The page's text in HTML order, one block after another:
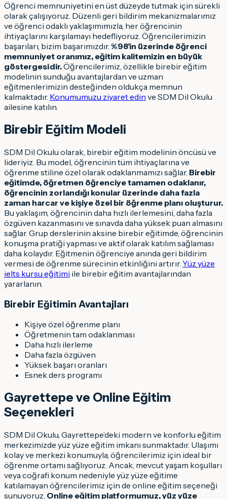
Öğrenci memnuniyetini en üst düzeyde tutmak için sürekli
olarak çalışıyoruz. Düzenli geri bildirim mekanizmalarımız
ve öğrenci odaklı yaklaşımımızla, her öğrencinin
ihtiyaçlarını karşılamayı hedefliyoruz. Öğrencilerimizin
başarıları, bizim başarımızdır. %98’in üzerinde öğrenci
memnuniyet oranımız, eğitim kalitemizin en büyük
göstergesidir.Öğrencilerimiz, özellikle birebir eğitim
modelinin sunduğu avantajlardan ve uzman
eğitmenlerimizin desteğinden oldukça memnun
kalmaktadır. Konumumuzu ziyaret edin ve SDM Dil Okulu
ailesine katılın.
Birebir Eğitim Modeli
SDM Dil Okulu olarak, birebir eğitim modelinin öncüsü ve
lideriyiz. Bu model, öğrencinin tüm ihtiyaçlarına ve
öğrenme stiline özel olarak odaklanmamızı sağlar. Birebir
eğitimde, öğretmen öğrenciye tamamen odaklanır,
öğrencinin zorlandığı konular üzerinde daha fazla
zaman harcar ve kişiye özel bir öğrenme planı oluşturur.
Bu yaklaşım, öğrencinin daha hızlı ilerlemesini, daha fazla
özgüven kazanmasını ve sınavda daha yüksek puan almasını
sağlar. Grup derslerinin aksine birebir eğitimde, öğrencinin
konuşma pratiği yapması ve aktif olarak katılım sağlaması
daha kolaydır. Eğitmenin öğrenciye anında geri bildirim
vermesi de öğrenme sürecinin etkinliğini artırır. Yüz yüze
ielts kursu eğitimi ile birebir eğitim avantajlarından
yararlanın.
Birebir Eğitimin Avantajları
Kişiye özel öğrenme planı
Öğretmenin tam odaklanması
Daha hızlı ilerleme
Daha fazla özgüven
Yüksek başarı oranları
Esnek ders programı
Gayrettepe ve Online Eğitim
Seçenekleri
SDM Dil Okulu, Gayrettepe’deki modern ve konforlu eğitim
merkezimizde yüz yüze eğitim imkanı sunmaktadır. Ulaşımı
kolay ve merkezi konumuyla, öğrencilerimiz için ideal bir
öğrenme ortamı sağlıyoruz. Ancak, mevcut yaşam koşulları
veya coğrafi konum nedeniyle yüz yüze eğitime
katılamayan öğrencilerimiz için de online eğitim seçeneği
sunuyoruz. Online eğitim platformumuz, yüz yüze